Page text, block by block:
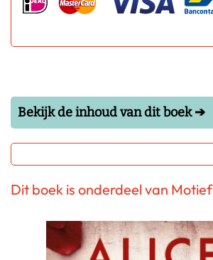
Bekijk de inhoud van dit boek ➔
Dit boek is onderdeel van Motief